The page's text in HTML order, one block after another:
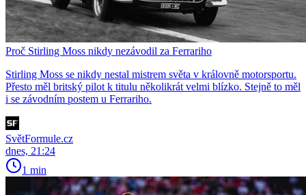
Proč Stirling Moss nikdy nezávodil za Ferrariho
Stirling Moss se nikdy nestal mistrem světa v královně motorsportu.
Přesto měl britský pilot k titulu několikrát velmi blízko. Stejně to měl
i se závodním postem u Ferrariho.
SvětFormule.cz
dnes, 21:24
1 min